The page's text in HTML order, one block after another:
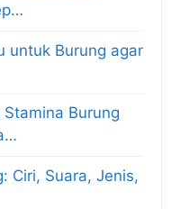
untuk Burung agar
Burung
Ciri, Suara, Jenis,